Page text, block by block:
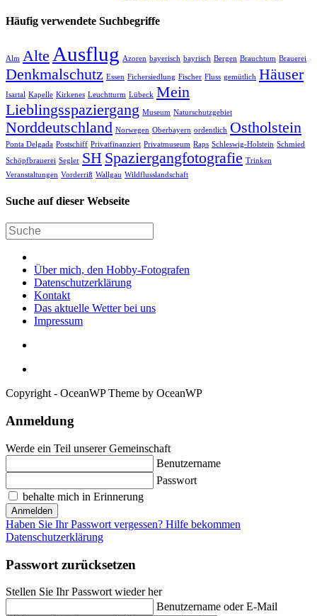
Häufig verwendete Suchbegriffe
Alm Alte Ausflug Azoren bayerisch bayrisch Bergen Brauchtum Brauerei
Denkmalschutz Essen Fichersiedlung Fischer Fluss gemütlich Häuser
Isartal Kapelle Kirkenes Leuchtturm Lübeck Mein
Lieblingsspaziergang Museum Naturschutzgebiet
Norddeutschland Norwegen Oberbayern ordentlich Ostholstein
Ponta Delgada Postschiff Privatfinanziert Privatmuseum Raps Schleswig-Holstein Schmied
Schöpfbrauerei Segler SH Spaziergangfotografie Trinken
Veranstaltungen Vorderriß Wallgau Wildflusslandschaft
Suche auf dieser Webseite
Über mich, den Hobby-Fotografen
Datenschutzerklärung
Kontakt
Das aktuelle Wetter bei uns
Impressum
Copyright - OceanWP Theme by OceanWP
Anmeldung
Werde ein Teil unserer Gemeinschaft
Benutzername
Passwort
behalte mich in Erinnerung
Anmelden
Haben Sie Ihr Passwort vergessen? Hilfe bekommen
Datenschutzerklärung
Passwort zurücksetzen
Stellen Sie Ihr Passwort wieder her
Benutzername oder E-Mail